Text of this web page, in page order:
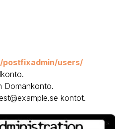
users/
Domänkonto.
kontot.